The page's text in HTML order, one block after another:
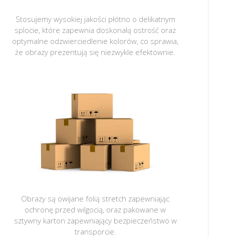
Stosujemy wysokiej jakości płótno o delikatnym
splocie, które zapewnia doskonałą ostrość oraz
optymalne odzwierciedlenie kolorów, co sprawia,
że obrazy prezentują się niezwykle efektownie.
Obrazy są owijane folią stretch zapewniając
ochronę przed wilgocią, oraz pakowane w
sztywny karton zapewniający bezpieczeństwo w
transporcie.